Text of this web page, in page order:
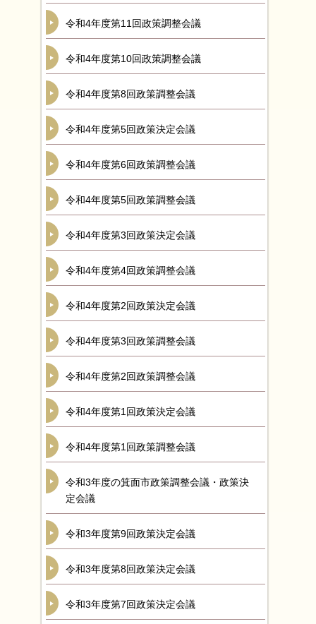
令和4年度第11回政策調整会議
令和4年度第10回政策調整会議
令和4年度第8回政策調整会議
令和4年度第5回政策決定会議
令和4年度第6回政策調整会議
令和4年度第5回政策調整会議
令和4年度第3回政策決定会議
令和4年度第4回政策調整会議
令和4年度第2回政策決定会議
令和4年度第3回政策調整会議
令和4年度第2回政策調整会議
令和4年度第1回政策決定会議
令和4年度第1回政策調整会議
令和3年度の箕面市政策調整会議・政策決
定会議
令和3年度第9回政策決定会議
令和3年度第8回政策決定会議
令和3年度第7回政策決定会議